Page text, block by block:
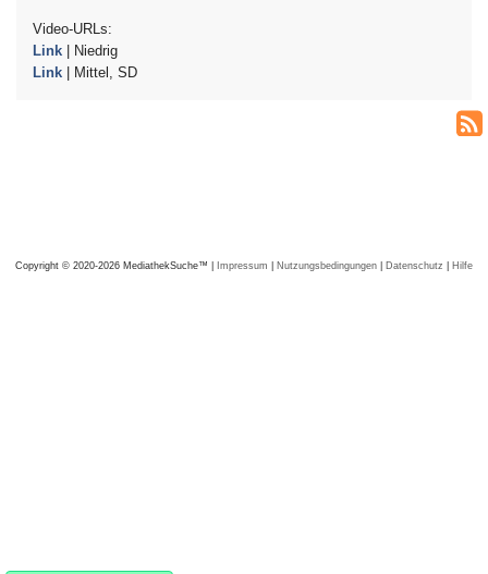
Video-URLs:
Link | Niedrig
Link | Mittel, SD
Copyright © 2020-2026 MediathekSuche™ | Impressum | Nutzungsbedingungen | Datenschutz | Hilfe